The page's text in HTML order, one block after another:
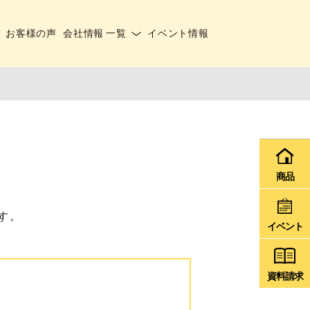
お客様の声 会社情報 一覧 イベント情報
。
商品
イベント
資料請求